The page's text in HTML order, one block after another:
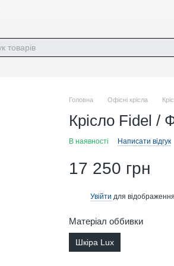
Головна Офісні крісла
Крісло Fidel /
В наявності Написати відгук
17 250 грн
Увійти для
Матеріал оббивки
Шкіра Lux